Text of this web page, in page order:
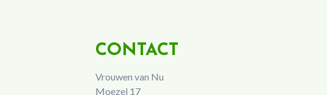
CONTACT
Vrouwen van Nu
Moezel 17